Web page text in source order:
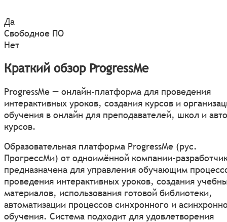
Да
Свободное ПО
Нет
Краткий обзор ProgressMe
ProgressMe — онлайн-платформа для проведения
интерактивных уроков, создания курсов и
обучения в онлайн для преподавателей, школ и
курсов.
Образовательная платформа ProgressMe (рус.
ПрогрессМи) от одноимённой компании-
предназначена для управления обучающим
проведения интерактивных уроков, создания
материалов, использования готовой библиотеки,
автоматизации процессов синхронного и
обучения. Система подходит для удовлетворения